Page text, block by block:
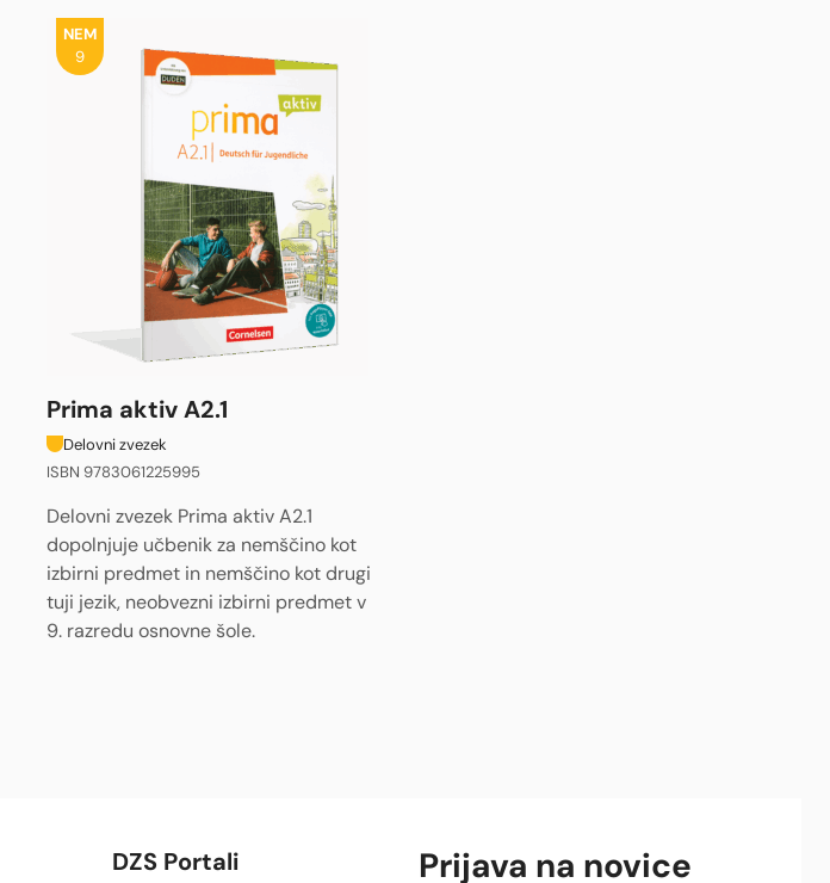
NEM
9
Prima aktiv A2.1
Delovni zvezek
ISBN 9783061225995
Delovni zvezek Prima aktiv A2.1
dopolnjuje učbenik za nemščino kot
izbirni predmet in nemščino kot drugi
tuji jezik, neobvezni izbirni predmet v
9. razredu osnovne šole.
DZS Portali Prijava na novice